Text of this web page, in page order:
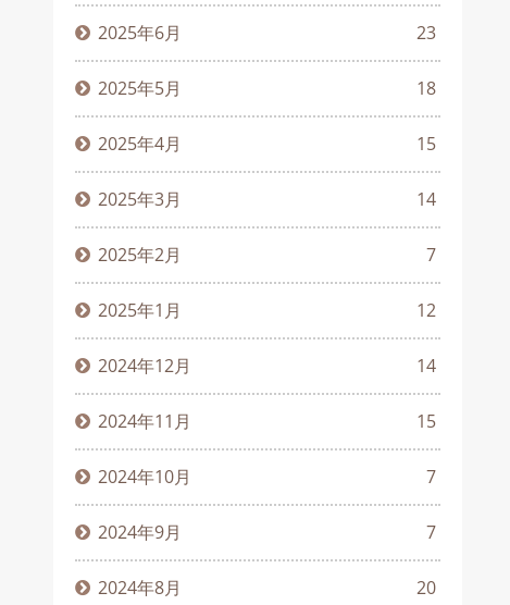
2025年6月 23
2025年5月 18
2025年4月 15
2025年3月 14
2025年2月 7
2025年1月 12
2024年12月 14
2024年11月 15
2024年10月 7
2024年9月 7
2024年8月 20